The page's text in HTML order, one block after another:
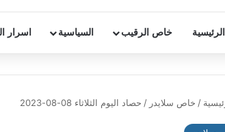
الرئيسية خاص الرقيب السياسية اسرار
/ خاص سلايدر / حصاد اليوم الثلاثاء 08-08-2023